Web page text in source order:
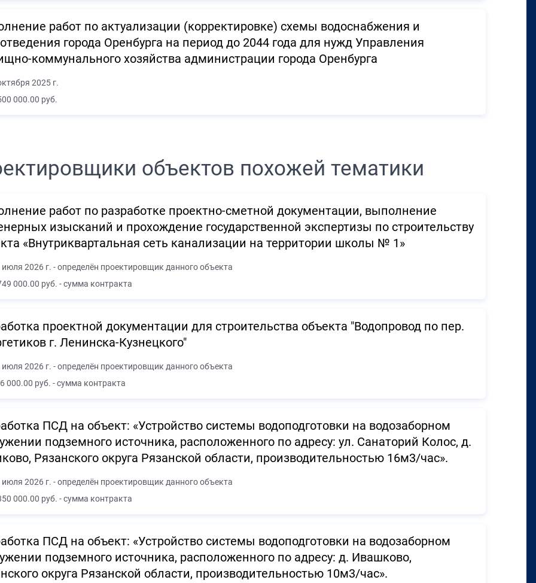
работ по актуализации (корректировке) схемы водоснабжения и
города Оренбурга на период до 2044 года для нужд Управления
коммунального хозяйства администрации города Оренбурга
2025 г.
000.00 руб.
объектов похожей тематики
работ по разработке проектно-сметной документации, выполнение
изысканий и прохождение государственной экспертизы по строительству
«Внутриквартальная сеть канализации на территории школы № 1»
июля 2026 г. - определён проектировщик данного объекта
000.00 руб. - сумма контракта
проектной документации для строительства объекта "Водопровод по пер.
г. Ленинска-Кузнецкого"
июля 2026 г. - определён проектировщик данного объекта
000.00 руб. - сумма контракта
ПСД на объект: «Устройство системы водоподготовки на водозаборном
подземного источника, расположенного по адресу: ул. Санаторий Колос, д.
Рязанского округа Рязанской области, производительностью 16м3/час».
июля 2026 г. - определён проектировщик данного объекта
000.00 руб. - сумма контракта
ПСД на объект: «Устройство системы водоподготовки на водозаборном
подземного источника, расположенного по адресу: д. Ивашково,
округа Рязанской области, производительностью 10м3/час».